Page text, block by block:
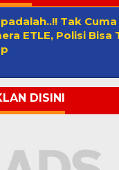
Tak
ETLE, Polisi Bisa
DISINI